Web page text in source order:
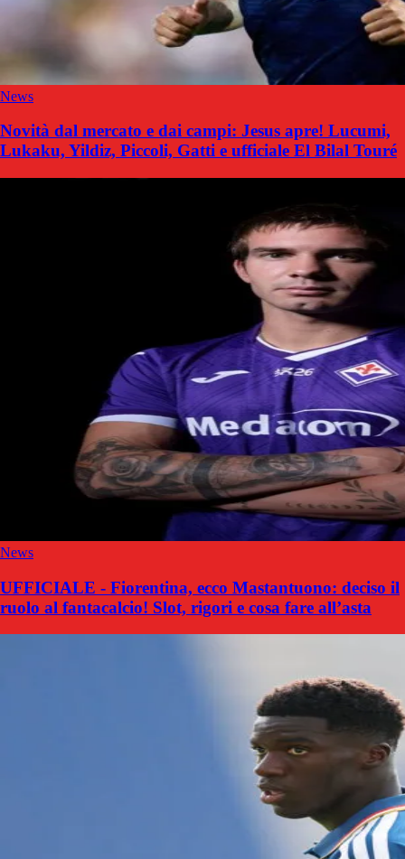
News
Novità dal mercato e dai campi: Jesus apre! Lucumi,
Lukaku, Yildiz, Piccoli, Gatti e ufficiale El Bilal Touré
News
UFFICIALE - Fiorentina, ecco Mastantuono: deciso il
ruolo al fantacalcio! Slot, rigori e cosa fare all’asta